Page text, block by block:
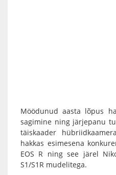
Möödunud aasta lõpus
sagimine ning järjepanu
täiskaader
hakkas esimesena
EOS R ning see järel
S1/S1R mudelitega.